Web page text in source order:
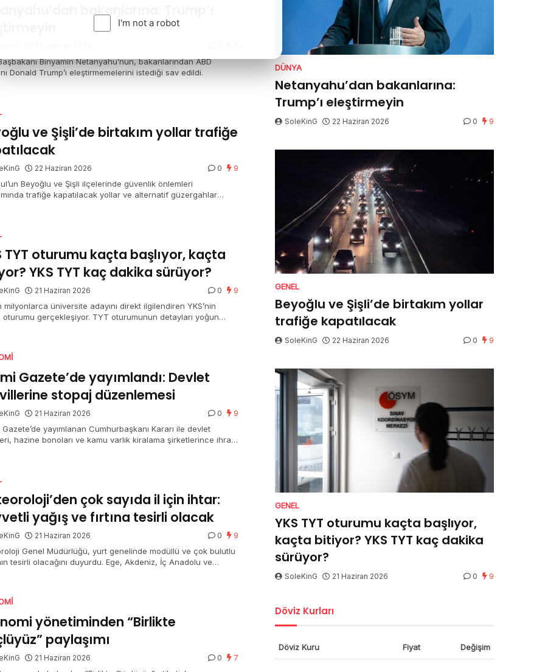
bakanlarına: Trump’ı
Binyamin Netanyahu’nun, bakanlarından ABD
Donald Trump’ı eleştirmemelerini istediği sav edildi.
ve Şişli’de birtakım yollar trafiğe
22 Haziran 2026 0 9
Beyoğlu ve Şişli ilçelerinde güvenlik önlemleri
trafiğe kapatılacak yollar ve alternatif güzergahlar
TYT oturumu kaçta başlıyor, kaçta
YKS TYT kaç dakika sürüyor?
21 Haziran 2026 0 9
milyonlarca üniversite adayını direkt ilgilendiren YKS’nin
oturumu gerçekleşiyor. TYT oturumunun detayları yoğun
sorusuna yanıt arıyor.
Gazete’de yayımlandı: Devlet
stopaj düzenlemesi
21 Haziran 2026 0 9
Gazete’de yayımlanan Cumhurbaşkanı Kararı ile devlet
hazine bonoları ve kamu varlık kiralama şirketlerince ihraç
çok sayıda il için ihtar:
yağış ve fırtına tesirli olacak
21 Haziran 2026 0 9
Genel Müdürlüğü, yurt genelinde modüllü ve çok bulutlu
tesirli olacağını duyurdu. Ege, Akdeniz, İç Anadolu ve
iç kesitleri için kuvvetli yağış uyarısı yapıldı. Doğu
güneydoğusu ile Güneydoğu Anadolu’nun doğusunda
taşınımı görülecek.
yönetiminden “Birlikte
paylaşımı
21 Haziran 2026 0 7
DÜNYA
Netanyahu’dan bakanlarına:
Trump’ı eleştirmeyin
SoleKinG 22 Haziran 2026 0 9
GENEL
Beyoğlu ve Şişli’de birtakım yollar
trafiğe kapatılacak
SoleKinG 22 Haziran 2026 0 9
GENEL
YKS TYT oturumu kaçta başlıyor,
kaçta bitiyor? YKS TYT kaç dakika
sürüyor?
SoleKinG 21 Haziran 2026 0 9
Döviz Kurları
Döviz Kuru Fiyat Değişim
I'm not a robot